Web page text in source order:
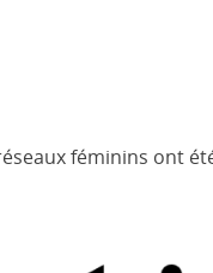
féminins ont